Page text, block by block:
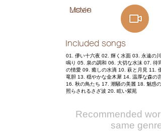
Listen
Movie
Included songs
01. 儚い十六夜 02. 輝く水面 03. 永遠の
鳴り 05. 泉の調和 06. 大切な水沫 07. 待
の情愛 09. 癒しの水滴 10. 萩と月見 11.
竜胆 13. 穏やかな金木犀 14. 温厚な森の
16. 秋の鳥たち 17. 潮騒の美麗 18. 魅惑
照らされるさざ波 20. 眩い紫苑
Recommended
same genre